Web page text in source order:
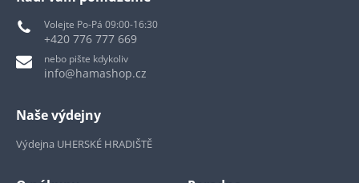
Volejte Po-Pá 09:00-16:30
+420 776 777 669
nebo pište kdykoliv
info@hamashop.cz
Naše výdejny
Výdejna UHERSKÉ HRADIŠTĚ